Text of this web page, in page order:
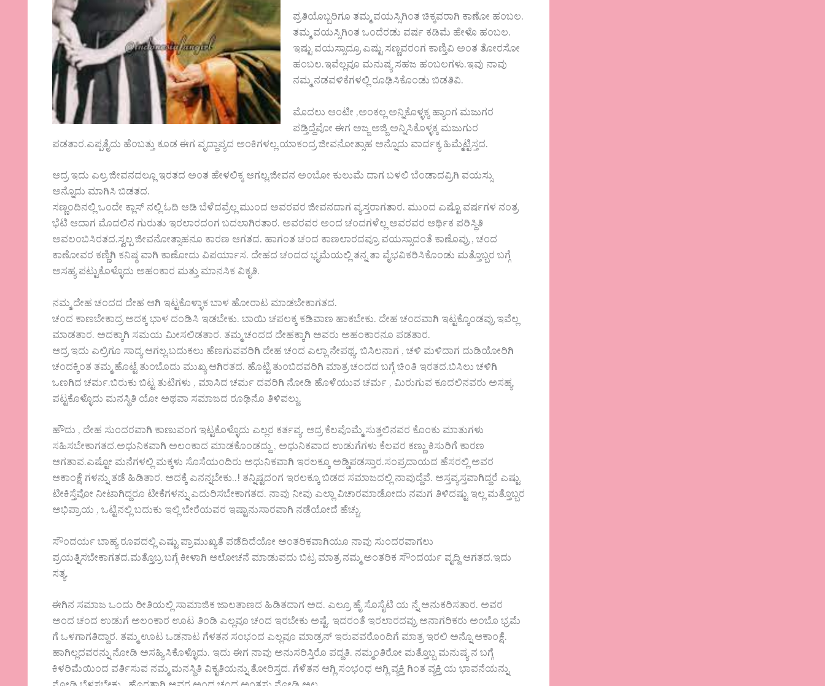
ಪ್ರತಿಯೊಬ್ಬರಿಗೂ ತಮ್ಮ ವಯಸ್ಸಿಗಿಂತ ಚಿಕ್ಕವರಾಗಿ ಕಾಣೋ ಹಂಬಲ.
ತಮ್ಮ ವಯಸ್ಸಿಗಿಂತ ಒಂದೆರಡು ವರ್ಷ ಕಡಿಮೆ ಹೇಳೊ ಹಂಬಲ.
ಇಷ್ಟು ವಯಸ್ಸಾದ್ರೂ ಎಷ್ಟು ಸಣ್ಣವರಂಗ ಕಾಣ್ತಿವಿ ಅಂತ ತೋರಸೋ
ಹಂಬಲ.ಇವೆಲ್ಲವೂ ಮನುಷ್ಯ ಸಹಜ ಹಂಬಲಗಳು.ಇವು ನಾವು
ನಮ್ಮ ನಡವಳಿಕೆಗಳಲ್ಲಿ ರೂಢಿಸಿಕೊಂಡು ಬಿಡತಿವಿ.
ಮೊದಲು ಆಂಟೀ ,ಅಂಕಲ್ಲ ಅನ್ನಿಕೊಳ್ಳಕ್ಕ ಹ್ಯಾಂಗ ಮಜುಗರ
ಪಡ್ತಿದ್ದೆವೋ ಈಗ ಅಜ್ಜ ಅಜ್ಜಿ ಅನ್ನಿಸಿಕೊಳ್ಳಕ್ಕ ಮಜುಗುರ
ಪಡತಾರ.ಎಪ್ಪತೈದು ಹೆಂಬತ್ತು ಕೂಡ ಈಗ ವೃದ್ಧಾಪ್ಯದ ಅಂಕಿಗಳಲ್ಲ.ಯಾಕಂದ್ರ ಜೀವನೋತ್ಸಾಹ ಅನ್ನೊದು ವಾರ್ದಕ್ಯ ಹಿಮ್ಮೆಟ್ಟಿಸ್ತದ.
ಆದ್ರ ಇದು ಎಲ್ರ ಜೀವನದಲ್ಲೂ ಇರತದ ಅಂತ ಹೇಳಲಿಕ್ಕ ಆಗಲ್ಲ.ಜೀವನ ಅಂಬೋ ಕುಲುಮೆ ದಾಗ ಬಳಲಿ ಬೆಂಡಾದವ್ರಿಗಿ ವಯಸ್ಸು
ಅನ್ನೊದು ಮಾಗಿಸಿ ಬಿಡತದ.
ಸಣ್ಣಂದಿನಲ್ಲಿ ಒಂದೇ ಕ್ಲಾಸ್ ನಲ್ಲಿ ಓದಿ ಆಡಿ ಬೆಳೆದವ್ರೆಲ್ಲ ಮುಂದ ಅವರವರ ಜೀವನದಾಗ ವ್ಯಸ್ತರಾಗತಾರ. ಮುಂದ ಎಷ್ಟೊ ವರ್ಷಗಳ ನಂತ್ರ
ಭೆಟಿ ಆದಾಗ ಮೊದಲಿನ ಗುರುತು ಇರಲಾರದಂಗ ಬದಲಾಗಿರತಾರ. ಅವರವರ ಅಂದ ಚಂದಗಳೆಲ್ಲ ಅವರವರ ಆರ್ಥಿಕ ಪರಿಸ್ಥಿತಿ
ಅವಲಂಬಿಸಿರತದ.ಸ್ವಲ್ಪ ಜೀವನೋತ್ಸಾಹನೂ ಕಾರಣ ಆಗತದ. ಹಾಗಂತ ಚಂದ ಕಾಣಲಾರದವ್ರೂ ವಯಸ್ಸಾದಂತೆ ಕಾಣೊವ್ರು , ಚಂದ
ಕಾಣೋವರ ಕಣ್ಣಿಗಿ ಕನಿಷ್ಠ ವಾಗಿ ಕಾಣೋದು ವಿಪರ್ಯಾಸ. ದೇಹದ ಚಂದದ ಭೃಮೆಯಲ್ಲಿ ತನ್ನ ತಾ ವೈಭವಿಕರಿಸಿಕೊಂಡು ಮತ್ತೊಬ್ಬರ ಬಗ್ಗೆ
ಅಸಹ್ಯ ಪಟ್ಟುಕೊಳ್ಳೊದು ಅಹಂಕಾರ ಮತ್ತು ಮಾನಸಿಕ ವಿಕೃತಿ.
ನಮ್ಮ ದೇಹ ಚಂದದ ದೇಹ ಆಗಿ ಇಟ್ಟಕೊಳ್ಳಾಕ ಬಾಳ ಹೋರಾಟ ಮಾಡಬೇಕಾಗತದ.
ಚಂದ ಕಾಣಬೇಕಾದ್ರ ಅದಕ್ಕ ಭಾಳ ದಂಡಿಸಿ ಇಡಬೇಕು. ಬಾಯಿ ಚಪಲಕ್ಕ ಕಡಿವಾಣ ಹಾಕಬೇಕು. ದೇಹ ಚಂದವಾಗಿ ಇಟ್ಟಕ್ಕೊಂಡವ್ರು ಇವೆಲ್ಲ
ಮಾಡತಾರ. ಅದಕ್ಕಾಗಿ ಸಮಯ ಮೀಸಲಿಡತಾರ. ತಮ್ಮ ಚಂದದ ದೇಹಕ್ಕಾಗಿ ಅವರು ಅಹಂಕಾರನೂ ಪಡತಾರ.
ಆದ್ರ ಇದು ಎಲ್ರಿಗೂ ಸಾದ್ಯ ಆಗಲ್ಲ.ಬದುಕಲು ಹೆಣಗುವವರಿಗಿ ದೇಹ ಚಂದ ಎಲ್ಲಾ ನೇಪಥ್ಯ. ಬಿಸಿಲನಾಗ , ಚಳಿ ಮಳಿದಾಗ ದುಡಿಯೋರಿಗಿ
ಚಂದಕ್ಕಿಂತ ತಮ್ಮ ಹೊಟ್ಟೆ ತುಂಬೊದು ಮುಖ್ಯ ಆಗಿರತದ. ಹೊಟ್ಟಿ ತುಂಬಿದವರಿಗಿ ಮಾತ್ರ ಚಂದದ ಬಗ್ಗೆ ಚಿಂತಿ ಇರತದ.ಬಿಸಿಲು ಚಳಿಗಿ
ಒಣಗಿದ ಚರ್ಮ.ಬಿರುಕು ಬಿಟ್ಟ ತುಟಿಗಳು , ಮಾಸಿದ ಚರ್ಮ ದವರಿಗಿ ನೋಡಿ ಹೊಳೆಯುವ ಚರ್ಮ , ಮಿರುಗುವ ಕೂದಲಿನವರು ಅಸಹ್ಯ
ಪಟ್ಟಕೊಳ್ಳೊದು ಮನಸ್ಥಿತಿ ಯೋ ಅಥವಾ ಸಮಾಜದ ರೂಢಿನೊ ತಿಳಿವಲ್ದು.
ಹೌದು , ದೇಹ ಸುಂದರವಾಗಿ ಕಾಣುವಂಗ ಇಟ್ಟಕೊಳ್ಳೊದು ಎಲ್ಲರ ಕರ್ತವ್ಯ. ಆದ್ರ ಕೆಲವೊಮ್ಮೆ ಸುತ್ತಲಿನವರ ಕೊಂಕು ಮಾತುಗಳು
ಸಹಿಸಬೇಕಾಗತದ.ಅಧುನಿಕವಾಗಿ ಅಲಂಕಾದ ಮಾಡಕೊಂಡದ್ದು , ಅಧುನಿಕವಾದ ಉಡುಗೆಗಳು ಕೆಲವರ ಕಣ್ಣು ಕಿಸುರಿಗೆ ಕಾರಣ
ಆಗತಾವ.ಎಷ್ಟೋ ಮನೆಗಳಲ್ಲಿ ಮಕ್ಕಳು ಸೊಸೆಯಂದಿರು ಅಧುನಿಕವಾಗಿ ಇರಲಕ್ಕೂ ಅಡ್ಡಿಪಡಸ್ತಾರ.ಸಂಪ್ರದಾಯದ ಹೆಸರಲ್ಲಿ ಅವರ
ಆಕಾಂಕ್ಷೆ ಗಳನ್ನು ತಡೆ ಹಿಡಿತಾರ. ಅದಕ್ಕೆ ಎನನ್ನಬೇಕು..! ತನ್ನಿಷ್ಟದಂಗ ಇರಲಕ್ಕೂ ಬಿಡದ ಸಮಾಜದಲ್ಲಿ ನಾವುದ್ದೆವೆ. ಅಸ್ತವ್ಯಸ್ತವಾಗಿದ್ದರೆ ಎಷ್ಟು
ಟೀಕಿಸ್ತೆವೋ ನೀಟಾಗಿದ್ದರೂ ಟೀಕೆಗಳನ್ನು ಎದುರಿಸಬೇಕಾಗತದ. ನಾವು ನೀವು ಎಲ್ಲಾ ವಿಚಾರಮಾಡೋದು ನಮಗ ತಿಳಿದಷ್ಟು ಇಲ್ಲ ಮತ್ತೊಬ್ಬರ
ಅಭಿಪ್ರಾಯ , ಒಟ್ಟಿನಲ್ಲಿ ಬದುಕು ಇಲ್ಲಿ ಬೇರೆಯವರ ಇಷ್ಟಾನುಸಾರವಾಗಿ ನಡೆಯೋದೆ ಹೆಚ್ಚು.
ಸೌಂದರ್ಯ ಬಾಹ್ಯ ರೂಪದಲ್ಲಿ ಎಷ್ಟು ಪ್ರಾಮುಖ್ಯತೆ ಪಡೆದಿದೆಯೋ ಅಂತರಿಕವಾಗಿಯೂ ನಾವು ಸುಂದರವಾಗಲು
ಪ್ರಯತ್ನಿಸಬೇಕಾಗತದ.ಮತ್ತೊಬ್ರ ಬಗ್ಗೆ ಕೀಳಾಗಿ ಆಲೋಚನೆ ಮಾಡುವದು ಬಿಟ್ರ ಮಾತ್ರ ನಮ್ಮ ಅಂತರಿಕ ಸೌಂದರ್ಯ ವೃದ್ದಿ ಆಗತದ.ಇದು
ಸತ್ಯ.
ಈಗಿನ ಸಮಾಜ ಒಂದು ರೀತಿಯಲ್ಲಿ ಸಾಮಾಜಿಕ ಜಾಲತಾಣದ ಹಿಡಿತದಾಗ ಅದ. ಎಲ್ರೂ ಹೈ ಸೊಸೈಟಿ ಯ ನ್ನೆ ಅನುಕರಿಸತಾರ. ಅವರ
ಅಂದ ಚಂದ ಉಡುಗೆ ಅಲಂಕಾರ ಊಟ ತಿಂಡಿ ಎಲ್ಲವೂ ಚಂದ ಇರಬೇಕು ಅಷ್ಟೆ. ಇದರಂತೆ ಇರಲಾರದವ್ರು ಅನಾಗರಿಕರು ಅಂಬೊ ಭ್ರಮೆ
ಗೆ ಒಳಗಾಗತಿದ್ದಾರ. ತಮ್ಮ ಊಟ ಒಡನಾಟ ಗೆಳತನ ಸಂಭಂದ ಎಲ್ಲವೂ ಮಾಡ್ರನ್ ಇರುವವರೊಂದಿಗೆ ಮಾತ್ರ ಇರಲಿ ಅನ್ನೊ ಆಕಾಂಕ್ಷೆ.
ಹಾಗಿಲ್ಲದವರನ್ನು ನೋಡಿ ಅಸಹ್ಯಿಸಿಕೊಳ್ಳೊದು. ಇದು ಈಗ ನಾವು ಅನುಸರಿಸ್ತಿರೊ ಪದ್ದತಿ. ನಮ್ಮಂತಿರೋ ಮತ್ತೊಬ್ಬ ಮನುಷ್ಯ ನ ಬಗ್ಗೆ
ಕಿಳರಿಮೆಯಿಂದ ವರ್ತಿಸುವ ನಮ್ಮ ಮನಸ್ಥಿತಿ ವಿಕೃತಿಯನ್ನು ತೋರಿಸ್ತದ. ಗೆಳೆತನ ಆಗ್ಲಿ ಸಂಭಂಧ ಆಗ್ಲಿ ವ್ಯಕ್ತಿ ಗಿಂತ ವ್ಯಕ್ತಿ ಯ ಭಾವನೆಯನ್ನು